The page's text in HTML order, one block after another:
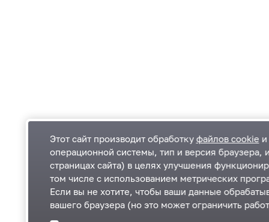
Одинцовский городской округ Московской
области
143000, Московская область, г. Одинцово,
ул. Маршала Жукова, д. 28 +7 495 181-90-00
Этот сайт производит обработку файлов cookie
операционной системы, тип и версия браузера,
страницах сайта) в целях улучшения
том числе с использованием метрических
Если вы не хотите, чтобы ваши данные
вашего браузера (но это может ограничить